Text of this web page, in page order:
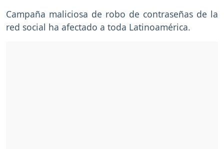
Campaña maliciosa de robo de contraseñas de la
red social ha afectado a toda Latinoamérica.